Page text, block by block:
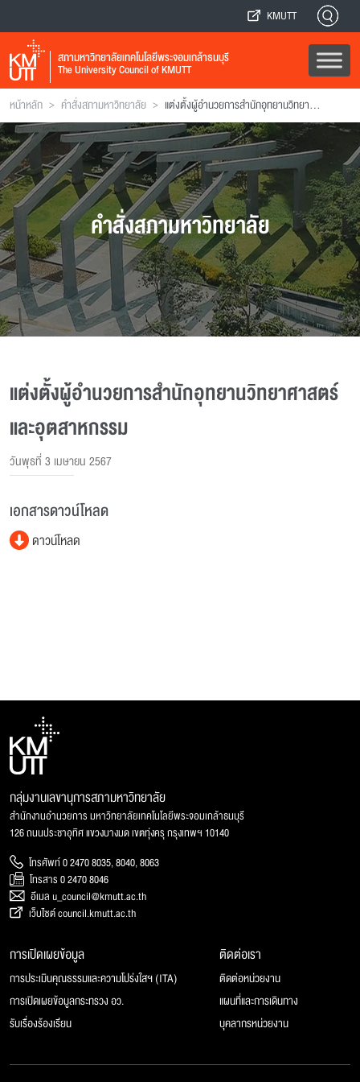
KMUTT
สภามหาวิทยาลัยเทคโนโลยีพระจอมเกล้าธนบุรี
The University Council of KMUTT
หน้าหลัก > คำสั่งสภามหาวิทยาลัย > แต่งตั้งผู้อํานวยการสํานักอุทยานวิทยาศาสตร์และอุตสาหกรรม
คำสั่งสภามหาวิทยาลัย
แต่งตั้งผู้อํานวยการสํานักอุทยานวิทยาศาสตร์
และอุตสาหกรรม
วันพุธที่ 3 เมษายน 2567
เอกสารดาวน์โหลด
ดาวน์โหลด
กลุ่มงานเลขานุการสภามหาวิทยาลัย
สำนักงานอำนวยการ มหาวิทยาลัยเทคโนโลยีพระจอมเกล้าธนบุรี
126 ถนนประชาอุทิศ แขวงบางมด เขตทุ่งครุ กรุงเทพฯ 10140
โทรศัพท์ 0 2470 8035, 8040, 8063
โทรสาร 0 2470 8046
อีเมล u_council@kmutt.ac.th
เว็บไซต์ council.kmutt.ac.th
การเปิดเผยข้อมูล
การประเมินคุณธรรมและความโปร่งใสฯ (ITA)
การเปิดเผยข้อมูลกระทรวง อว.
รับเรื่องร้องเรียน
ติดต่อเรา
ติดต่อหน่วยงาน
แผนที่และการเดินทาง
บุคลากรหน่วยงาน